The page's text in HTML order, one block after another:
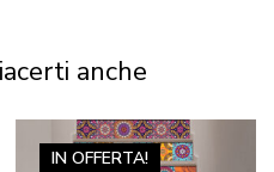
anche
IN OFFERTA!